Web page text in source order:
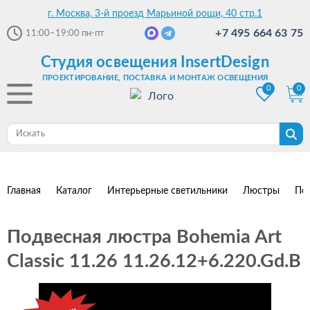
г. Москва, 3-й проезд Марьиной рощи, 40 стр.1
11:00–19:00 пн-пт +7 495 664 63 75
Студия освещения InsertDesign
ПРОЕКТИРОВАНИЕ, ПОСТАВКА И МОНТАЖ ОСВЕЩЕНИЯ
0
0
Главная Каталог Интерьерные светильники Люстры
Подвесная люстра Bohemia Art
Classic 11.26 11.26.12+6.220.Gd.B